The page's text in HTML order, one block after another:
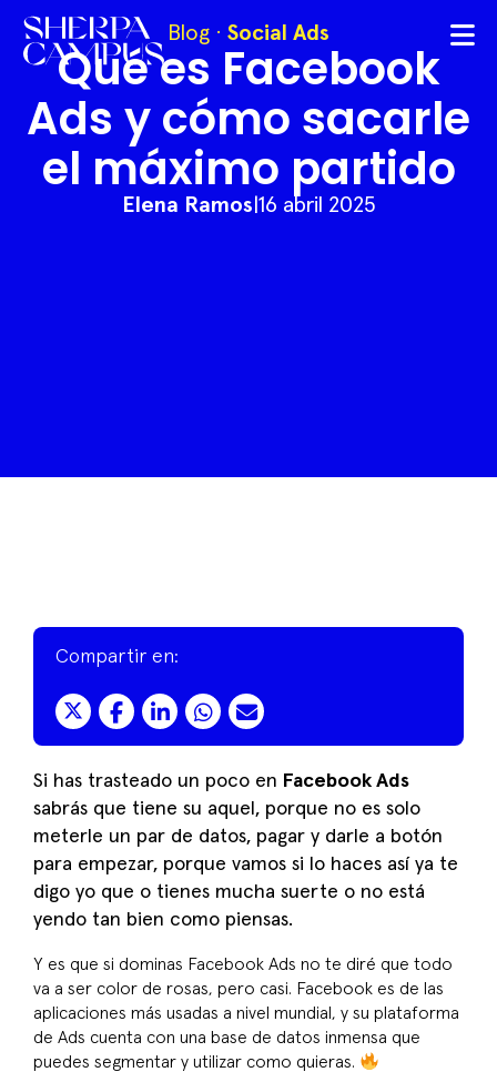
Blog · Social Ads
Qué es Facebook
Ads y cómo sacarle
el máximo partido
Elena Ramos 16 abril 2025
Compartir en:
Si has trasteado un poco en Facebook Ads
sabrás que tiene su aquel, porque no es solo
meterle un par de datos, pagar y darle a botón
para empezar, porque vamos si lo haces así ya te
digo yo que o tienes mucha suerte o no está
yendo tan bien como piensas.
Y es que si dominas Facebook Ads no te diré que todo
va a ser color de rosas, pero casi. Facebook es de las
aplicaciones más usadas a nivel mundial, y su plataforma
de Ads cuenta con una base de datos inmensa que
puedes segmentar y utilizar como quieras.